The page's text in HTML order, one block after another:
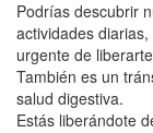
Podrías descubrir
actividades
urgente de
También es un
salud digestiva.
Estás liberándote